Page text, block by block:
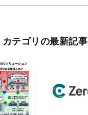
カテゴリの最新記事